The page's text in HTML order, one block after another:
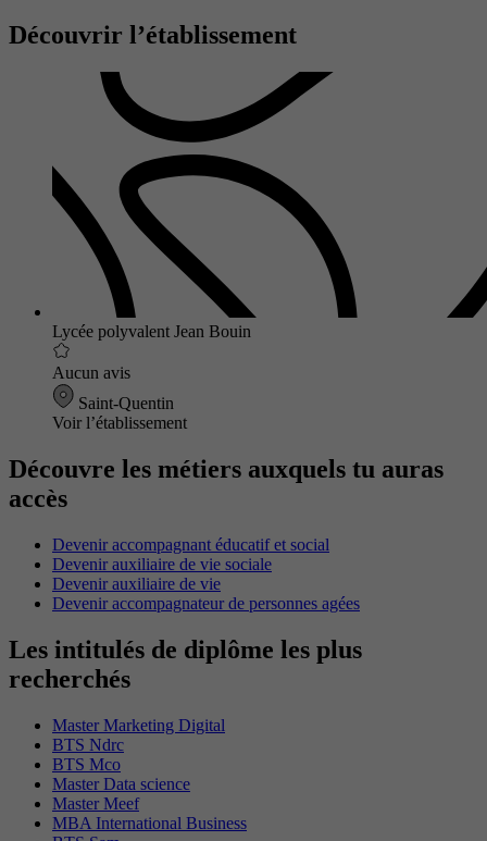
Découvrir l’établissement
Lycée polyvalent Jean Bouin
Aucun avis
Saint-Quentin
Voir l’établissement
Découvre les métiers auxquels tu auras
accès
Devenir accompagnant éducatif et social
Devenir auxiliaire de vie sociale
Devenir auxiliaire de vie
Devenir accompagnateur de personnes agées
Les intitulés de diplôme les plus
recherchés
Master Marketing Digital
BTS Ndrc
BTS Mco
Master Data science
Master Meef
MBA International Business